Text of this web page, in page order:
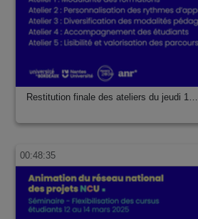
Restitution finale des ateliers du jeudi 1…
00:48:35